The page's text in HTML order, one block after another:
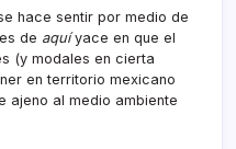
hace sentir por medio de
de aquí­yace en que el
(y modales en cierta
en territorio mexicano
ajeno al medio ambiente